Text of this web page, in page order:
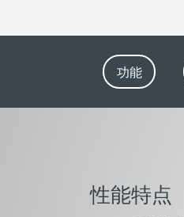
功能
性能特点